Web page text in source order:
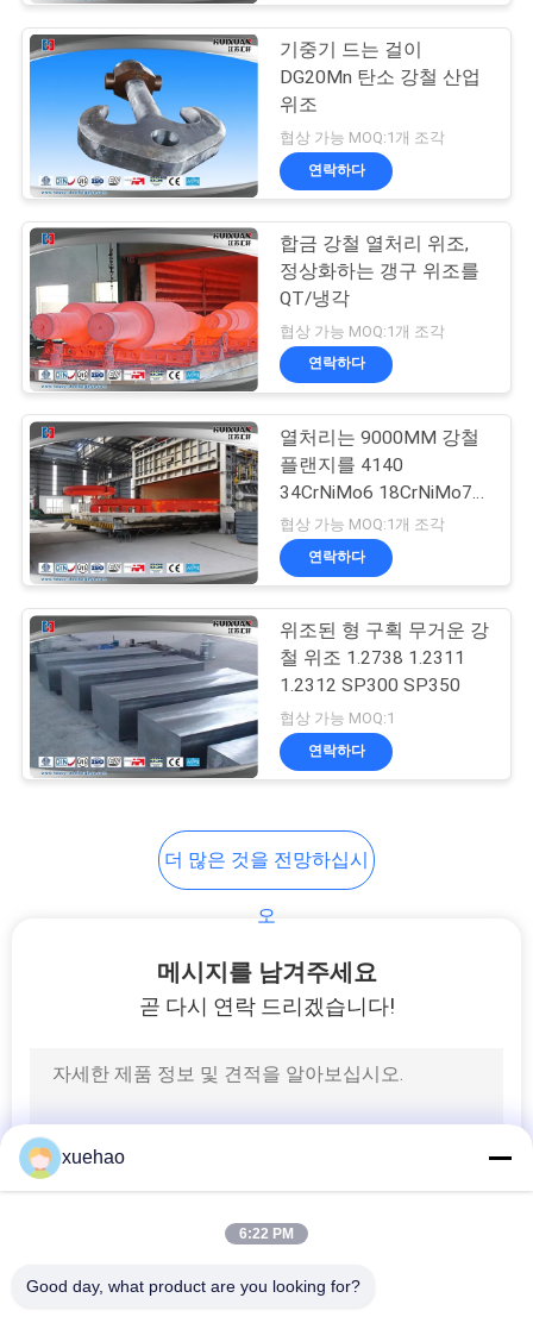
트
맵
PRIVACY
POLICY
기중기 드는 걸이
DG20Mn 탄소 강철 산업
위조
협상 가능 MOQ:1개 조각
연락하다
합금 강철 열처리 위조,
정상화하는 갱구 위조를
QT/냉각
협상 가능 MOQ:1개 조각
연락하다
열처리는 9000MM 강철
플랜지를 4140
34CrNiMo6 18CrNiMo7-
6 위조했습니다
협상 가능 MOQ:1개 조각
연락하다
위조된 형 구획 무거운 강
철 위조 1.2738 1.2311
1.2312 SP300 SP350
협상 가능 MOQ:1
연락하다
더 많은 것을 전망하십시
오
메시지를 남겨주세요
곧 다시 연락 드리겠습니다!
xuehao
6:22 PM
Good day, what product are you looking for?